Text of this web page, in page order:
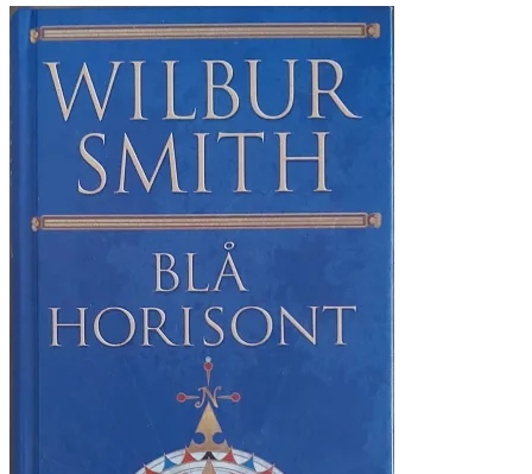
var:
kr. 60.00.
pris
er:
kr. 30.00.